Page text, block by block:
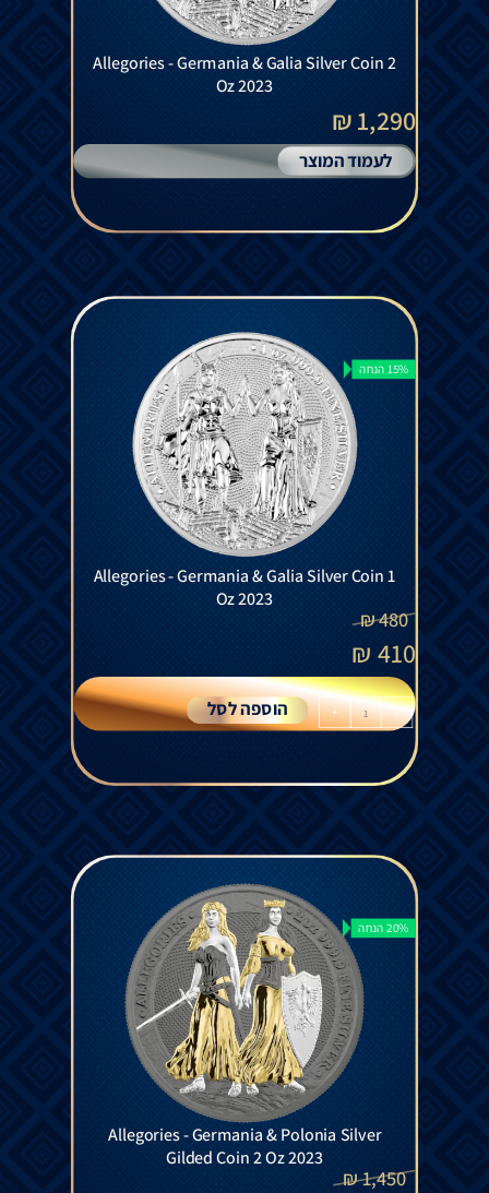
Allegories - Germania & Galia Silver Coin 2
Oz 2023
1,290 ₪
לעמוד המוצר
15% הנחה
Allegories - Germania & Galia Silver Coin 1
Oz 2023
480
₪
410
₪
-
+ הוספה לסל
20% הנחה
Allegories - Germania & Polonia Silver
Gilded Coin 2 Oz 2023
1,450
₪